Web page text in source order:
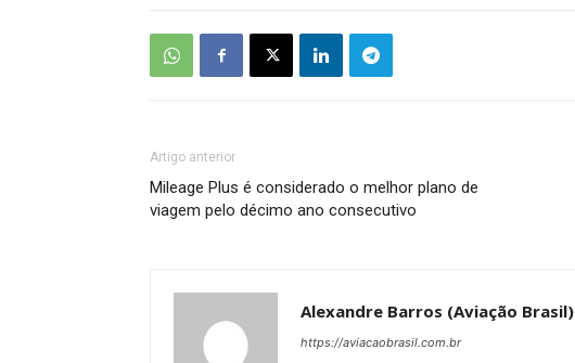
Artigo anterior
Mileage Plus é considerado o melhor plano de
viagem pelo décimo ano consecutivo
Alexandre Barros (Aviação Brasil)
https://aviacaobrasil.com.br